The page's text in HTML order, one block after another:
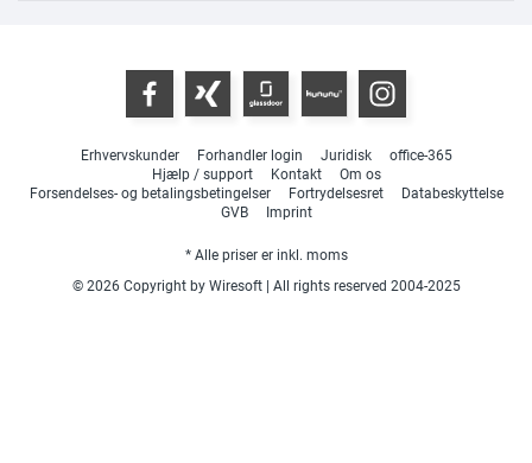
Erhvervskunder Forhandler login Juridisk
office-365
Hjælp / support
Kontakt
Om os
Forsendelses- og betalingsbetingelser
Fortrydelsesret
Databeskyttelse
GVB
Imprint
* Alle priser er inkl. moms
© 2026 Copyright by Wiresoft | All rights reserved 2004-2025